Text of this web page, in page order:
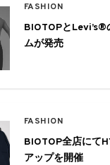
FASHION
BIOTOPとLevi’s®
ムが発売
FASHION
BIOTOP全店にて
アップを開催